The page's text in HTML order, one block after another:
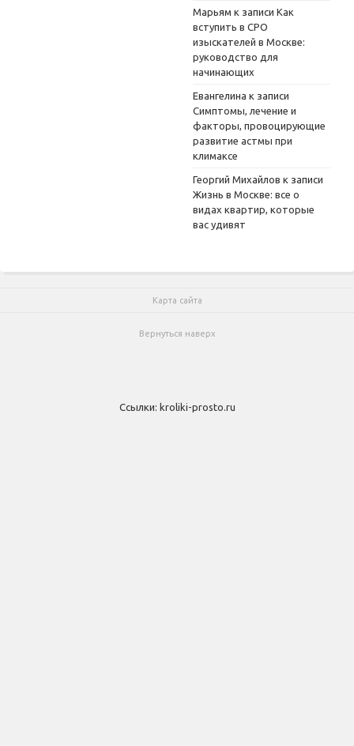
Марьям к записи Как
вступить в СРО
изыскателей в Москве:
руководство для
начинающих
Евангелина к записи
Симптомы, лечение и
факторы, провоцирующие
развитие астмы при
климаксе
Георгий Михайлов к записи
Жизнь в Москве: все о
видах квартир, которые
вас удивят
Карта сайта
Вернуться наверх
Ссылки: kroliki-prosto.ru